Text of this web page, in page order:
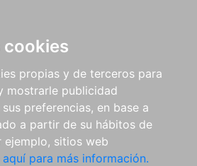
cookies
propias y de terceros para
mostrarle publicidad
preferencias, en base a
a partir de su hábitos de
ejemplo, sitios web
aquí para más información.